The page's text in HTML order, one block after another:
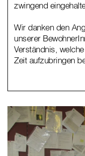
zwingend
Wir danken den
unserer
Verständnis,
Zeit aufzubringen